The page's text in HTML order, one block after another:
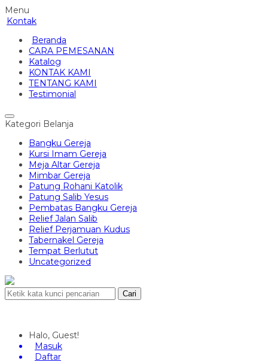
Menu
Kontak
Beranda
CARA PEMESANAN
Katalog
KONTAK KAMI
TENTANG KAMI
Testimonial
Kategori Belanja
Bangku Gereja
Kursi Imam Gereja
Meja Altar Gereja
Mimbar Gereja
Patung Rohani Katolik
Patung Salib Yesus
Pembatas Bangku Gereja
Relief Jalan Salib
Relief Perjamuan Kudus
Tabernakel Gereja
Tempat Berlutut
Uncategorized
Cari
Halo, Guest!
Masuk
Daftar